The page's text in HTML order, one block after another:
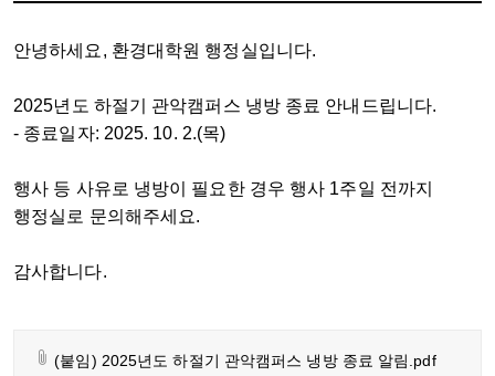
안녕하세요, 환경대학원 행정실입니다.
2025년도 하절기 관악캠퍼스 냉방 종료 안내드립니다.
- 종료일자: 2025. 10. 2.(목)
행사 등 사유로 냉방이 필요한 경우 행사 1주일 전까지
행정실로 문의해주세요.
감사합니다.
(붙임) 2025년도 하절기 관악캠퍼스 냉방 종료 알림.pdf